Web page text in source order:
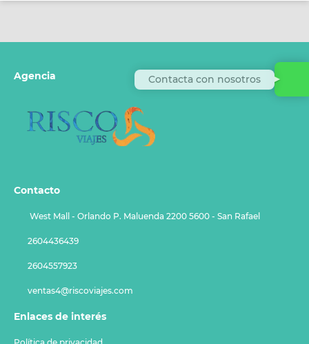
Agencia
Contacto
West Mall - Orlando P. Maluenda 2200 5600 - San Rafael
2604436439
2604557923
ventas4@riscoviajes.com
Enlaces de interés
Política de privacidad
Contacta con nosotros